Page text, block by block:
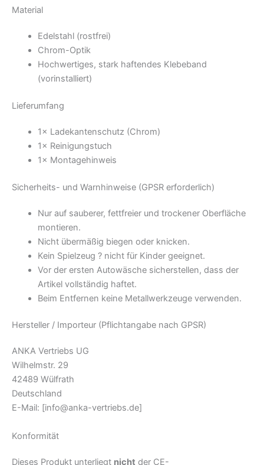
Material
Edelstahl (rostfrei)
Chrom-Optik
Hochwertiges, stark haftendes Klebeband
(vorinstalliert)
Lieferumfang
1× Ladekantenschutz (Chrom)
1× Reinigungstuch
1× Montagehinweis
Sicherheits- und Warnhinweise (GPSR erforderlich)
Nur auf sauberer, fettfreier und trockener Oberfläche
montieren.
Nicht übermäßig biegen oder knicken.
Kein Spielzeug ? nicht für Kinder geeignet.
Vor der ersten Autowäsche sicherstellen, dass der
Artikel vollständig haftet.
Beim Entfernen keine Metallwerkzeuge verwenden.
Hersteller / Importeur (Pflichtangabe nach GPSR)
ANKA Vertriebs UG
Wilhelmstr. 29
42489 Wülfrath
Deutschland
E-Mail: [info@anka-vertriebs.de]
Konformität
Dieses Produkt unterliegt nicht der CE-